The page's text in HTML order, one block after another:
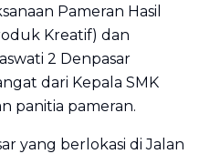
Pameran Hasil
Kreatif) dan
2 Denpasar
dari Kepala SMK
panitia pameran.
yang berlokasi di Jalan